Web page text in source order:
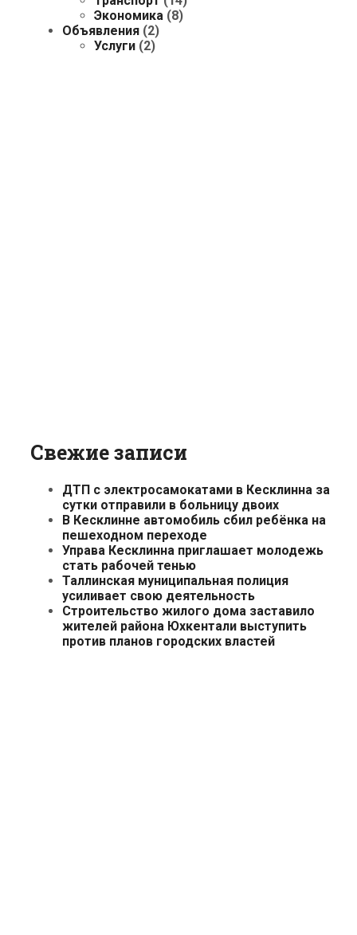
Экономика (8)
Объявления (2)
Услуги (2)
Свежие записи
ДТП с электросамокатами в Кесклинна за
сутки отправили в больницу двоих
В Кесклинне автомобиль сбил ребёнка на
пешеходном переходе
Управа Кесклинна приглашает молодежь
стать рабочей тенью
Таллинская муниципальная полиция
усиливает свою деятельность
Строительство жилого дома заставило
жителей района Юхкентали выступить
против планов городских властей